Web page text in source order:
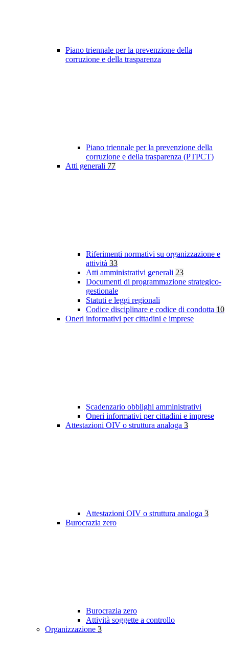
Piano triennale per la prevenzione della
corruzione e della trasparenza
Piano triennale per la prevenzione della
corruzione e della trasparenza (PTPCT)
Atti generali 77
Riferimenti normativi su organizzazione e
attività 33
Atti amministrativi generali 23
Documenti di programmazione strategico-
gestionale
Statuti e leggi regionali
Codice disciplinare e codice di condotta 10
Oneri informativi per cittadini e imprese
Scadenzario obblighi amministrativi
Oneri informativi per cittadini e imprese
Attestazioni OIV o struttura analoga 3
Attestazioni OIV o struttura analoga 3
Burocrazia zero
Burocrazia zero
Attività soggette a controllo
Organizzazione 3